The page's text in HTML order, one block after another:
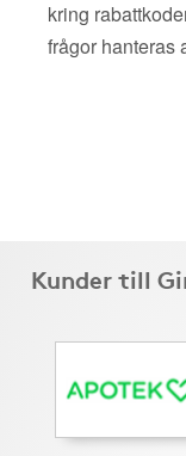
kring
frågor hanteras
Kunder till